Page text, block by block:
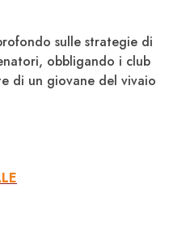
sulle strategie di
obbligando i club
di un giovane del vivaio